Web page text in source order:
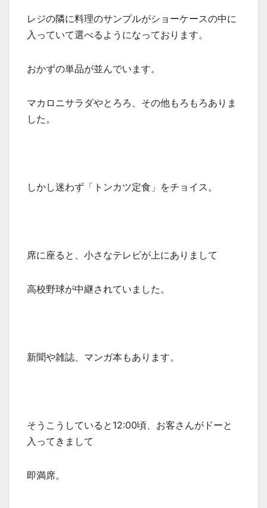
レジの隣に料理のサンプルがショーケースの中に
入っていて選べるようになっております。
おかずの単品が並んでいます。
マカロニサラダやとろろ、その他もろもろありま
した。
しかし迷わず「トンカツ定食」をチョイス。
席に座ると、小さなテレビが上にありまして
高校野球が中継されていました。
新聞や雑誌、マンガ本もあります。
そうこうしていると12:00頃、お客さんがドーと
入ってきまして
即満席。